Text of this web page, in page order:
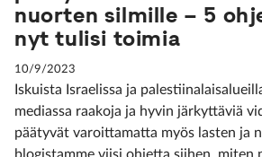
nuorten silmille – 5
nyt tulisi toimia
10/9/2023
Iskuista Israelissa ja
mediassa raakoja ja hyvin järkyttäviä
päätyvät varoittamatta myös lasten ja
blogistamme viisi ohjetta siihen, miten